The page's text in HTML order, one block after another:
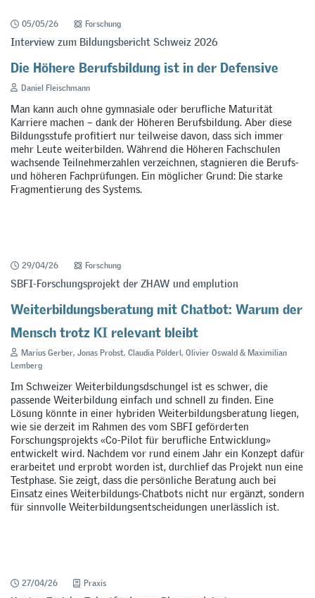
05/05/26 Forschung
Interview zum Bildungsbericht Schweiz 2026
Die Höhere Berufsbildung ist in der Defensive
Daniel Fleischmann
Man kann auch ohne gymnasiale oder berufliche Maturität
Karriere machen – dank der Höheren Berufsbildung. Aber diese
Bildungsstufe profitiert nur teilweise davon, dass sich immer
mehr Leute weiterbilden. Während die Höheren Fachschulen
wachsende Teilnehmerzahlen verzeichnen, stagnieren die Berufs-
und höheren Fachprüfungen. Ein möglicher Grund: Die starke
Fragmentierung des Systems.
29/04/26 Forschung
SBFI-Forschungsprojekt der ZHAW und emplution
Weiterbildungsberatung mit Chatbot: Warum der
Mensch trotz KI relevant bleibt
Marius Gerber, Jonas Probst, Claudia Pölderl, Olivier Oswald & Maximilian
Lemberg
Im Schweizer Weiterbildungsdschungel ist es schwer, die
passende Weiterbildung einfach und schnell zu finden. Eine
Lösung könnte in einer hybriden Weiterbildungsberatung liegen,
wie sie derzeit im Rahmen des vom SBFI geförderten
Forschungsprojekts «Co-Pilot für berufliche Entwicklung»
entwickelt wird. Nachdem vor rund einem Jahr ein Konzept dafür
erarbeitet und erprobt worden ist, durchlief das Projekt nun eine
Testphase. Sie zeigt, dass die persönliche Beratung auch bei
Einsatz eines Weiterbildungs-Chatbots nicht nur ergänzt, sondern
für sinnvolle Weiterbildungsentscheidungen unerlässlich ist.
27/04/26 Praxis